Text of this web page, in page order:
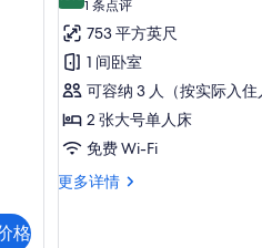
的
所
有
照
片
Extra
Bed
更
多
息
格
套
房
的
所
有
照
片
1 条点评
(1
条
点
评)
753 平方英尺
1 间卧室
可容纳 3 人（按实际入住
2 张大号单人床
免费 Wi-Fi
更多详情
套